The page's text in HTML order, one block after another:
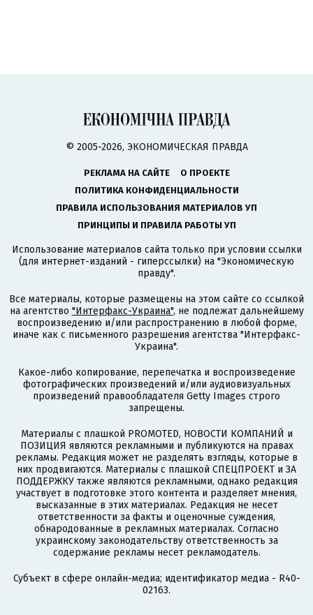
© 2005-2026, ЭКОНОМИЧЕСКАЯ ПРАВДА
РЕКЛАМА НА САЙТЕ
О ПРОЕКТЕ
ПОЛИТИКА КОНФИДЕНЦИАЛЬНОСТИ
ПРАВИЛА ИСПОЛЬЗОВАНИЯ МАТЕРИАЛОВ УП
ПРИНЦИПЫ И ПРАВИЛА РАБОТЫ УП
Использование материалов сайта только при условии ссылки
(для интернет-изданий - гиперссылки) на "Экономическую
правду".
Все материалы, которые размещены на этом сайте со ссылкой
на агентство "Интерфакс-Украина", не подлежат дальнейшему
воспроизведению и/или распространению в любой форме,
иначе как с письменного разрешения агентства "Интерфакс-
Украина".
Какое-либо копирование, перепечатка и воспроизведение
фотографических произведений и/или аудиовизуальных
произведений правообладателя Getty Images строго
запрещены.
Материалы с плашкой PROMOTED, НОВОСТИ КОМПАНИЙ и
ПОЗИЦИЯ являются рекламными и публикуются на правах
рекламы. Редакция может не разделять взгляды, которые в
них продвигаются. Материалы с плашкой СПЕЦПРОЕКТ и ЗА
ПОДДЕРЖКУ также являются рекламными, однако редакция
участвует в подготовке этого контента и разделяет мнения,
высказанные в этих материалах. Редакция не несет
ответственности за факты и оценочные суждения,
обнародованные в рекламных материалах. Согласно
украинскому законодательству ответственность за
содержание рекламы несет рекламодатель.
Субъект в сфере онлайн-медиа; идентификатор медиа - R40-
02163.